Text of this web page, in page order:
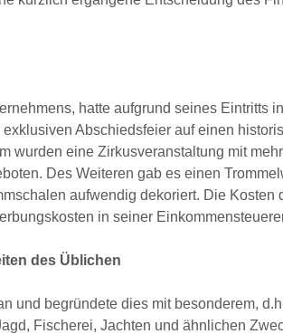
hatte aufgrund seines Eintritts
Abschiedsfeier auf einen
wurden eine Zirkusveranstaltung mit
Des Weiteren gab es einen
aufwendig dekoriert. Die Kosten
in seiner
des Üblichen
und begründete dies mit besonderem,
Fischerei, Jachten und ähnlichen